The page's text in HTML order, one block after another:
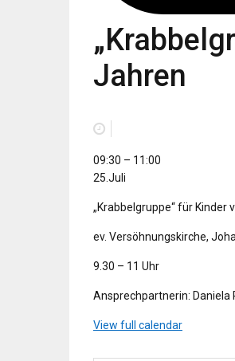
Jahren
„Krabbelgruppe“
für
von
Monaten
bis
Jahren
09:30 – 11:00
25.Juli
„Krabbelgruppe“ für Kinder
ev. Versöhnungskirche,
9.30 – 11 Uhr
Ansprechpartnerin: Daniela
View full calendar